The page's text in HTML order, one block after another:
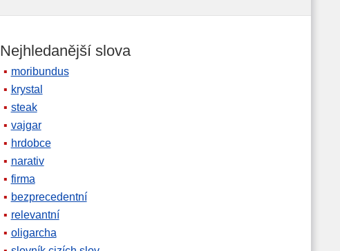
Nejhledanější slova
moribundus
krystal
steak
vajgar
hrdobce
narativ
firma
bezprecedentní
relevantní
oligarcha